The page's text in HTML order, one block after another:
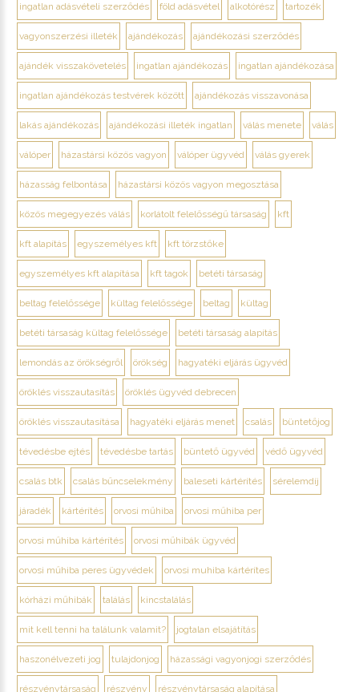
ingatlan adásvételi szerződés föld adásvétel alkotórész tartozék
vagyonszerzési illeték ajándékozás ajándékozási szerződés
ajándék visszakövetelés ingatlan ajándékozás ingatlan ajándékozása
ingatlan ajándékozás testvérek között ajándékozás visszavonása
lakás ajándékozás ajándékozási illeték ingatlan válás menete válás
válóper házastársi közös vagyon válóper ügyvéd válás gyerek
házasság felbontása házastársi közös vagyon megosztása
közös megegyezés válás korlátolt felelősségű társaság kft
kft alapítás egyszemélyes kft kft törzstőke
egyszemélyes kft alapítása kft tagok betéti társaság
beltag felelőssége kültag felelőssége beltag kültag
betéti társaság kültag felelőssége betéti társaság alapítás
lemondás az örökségről örökség hagyatéki eljárás ügyvéd
öröklés visszautasítás öröklés ügyvéd debrecen
öröklés visszautasítása hagyatéki eljárás menet csalás büntetőjog
tévedésbe ejtés tévedésbe tartás büntető ügyvéd védő ügyvéd
csalás btk csalás bűncselekmény baleseti kártérítés sérelemdíj
járadék kártérítés orvosi műhiba orvosi műhiba per
orvosi műhiba kártérítés orvosi műhibák ügyvéd
orvosi műhiba peres ügyvédek orvosi muhiba kártérítes
kórházi műhibák találás kincstalálás
mit kell tenni ha találunk valamit? jogtalan elsajátítás
haszonélvezeti jog tulajdonjog házassági vagyonjogi szerződés
részvénytársaság részvény részvénytársaság alapítása